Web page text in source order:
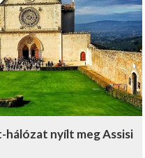
nyílt meg Assisi